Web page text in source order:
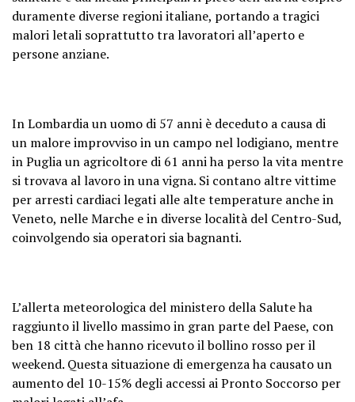
duramente diverse regioni italiane, portando a tragici
malori letali soprattutto tra lavoratori all’aperto e
persone anziane.
In Lombardia un uomo di 57 anni è deceduto a causa di
un malore improvviso in un campo nel lodigiano, mentre
in Puglia un agricoltore di 61 anni ha perso la vita mentre
si trovava al lavoro in una vigna. Si contano altre vittime
per arresti cardiaci legati alle alte temperature anche in
Veneto, nelle Marche e in diverse località del Centro-Sud,
coinvolgendo sia operatori sia bagnanti.
L’allerta meteorologica del ministero della Salute ha
raggiunto il livello massimo in gran parte del Paese, con
ben 18 città che hanno ricevuto il bollino rosso per il
weekend. Questa situazione di emergenza ha causato un
aumento del 10-15% degli accessi ai Pronto Soccorso per